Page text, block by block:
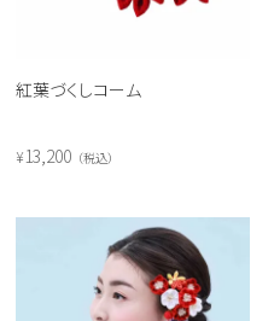
紅葉づくしコーム
¥13,200 税込